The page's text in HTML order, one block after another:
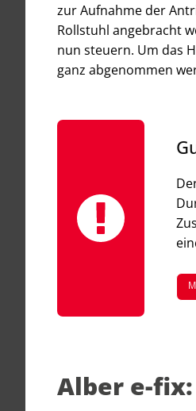
zur Aufnahme der
Rollstuhl angebracht
nun steuern. Um das
ganz abgenommen
Alber e-